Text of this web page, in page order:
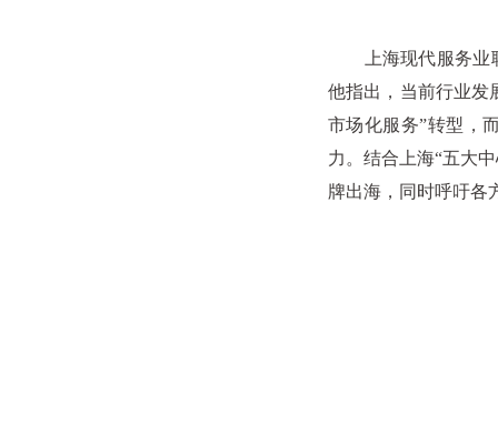
上海现代服务业联
他指出，当前行业发
市场化服务”转型，
力。结合上海“五大
牌出海，同时呼吁各